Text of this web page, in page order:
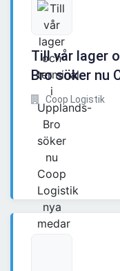
Till vår lager
Bro söker nu
Coop Logistik